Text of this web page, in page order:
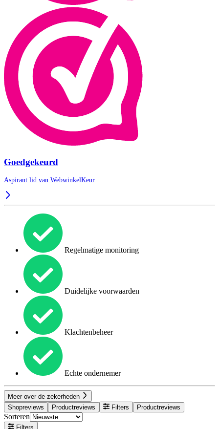
Goedgekeurd
Aspirant lid van WebwinkelKeur
Regelmatige monitoring
Duidelijke voorwaarden
Klachtenbeheer
Echte ondernemer
Meer over de zekerheden
Shopreviews
Productreviews Filters Productreviews
Sorteren
Filters